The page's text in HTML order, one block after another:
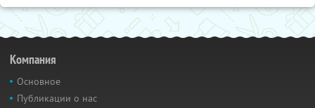
Компания
Основное
Публикации о нас